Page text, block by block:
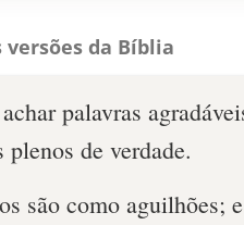
versões da Bíblia
palavras
de verdade.
são como aguilhões;